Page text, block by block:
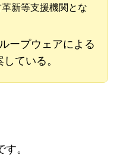
新等支援機関とな
ープウェアによる
ている。
。